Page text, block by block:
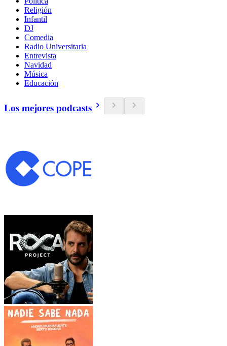
Religión
Infantil
DJ
Comedia
Radio Universitaria
Entrevista
Navidad
Música
Educación
Los mejores podcasts